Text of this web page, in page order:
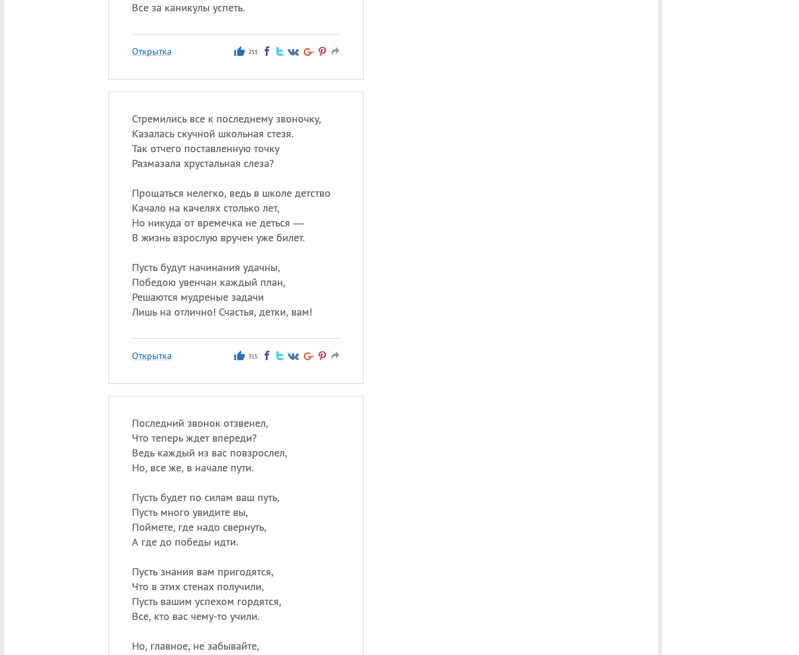
Все за каникулы успеть.
Открытка 253
Стремились все к последнему звоночку,
Казалась скучной школьная стезя.
Так отчего поставленную точку
Размазала хрустальная слеза?
Прощаться нелегко, ведь в школе детство
Качало на качелях столько лет,
Но никуда от времечка не деться —
В жизнь взрослую вручен уже билет.
Пусть будут начинания удачны,
Победою увенчан каждый план,
Решаются мудреные задачи
Лишь на отлично! Счастья, детки, вам!
Открытка 315
Последний звонок отзвенел,
Что теперь ждет впереди?
Ведь каждый из вас повзрослел,
Но, все же, в начале пути.
Пусть будет по силам ваш путь,
Пусть много увидите вы,
Поймете, где надо свернуть,
А где до победы идти.
Пусть знания вам пригодятся,
Что в этих стенах получили,
Пусть вашим успехом гордятся,
Все, кто вас чему-то учили.
Но, главное, не забывайте,